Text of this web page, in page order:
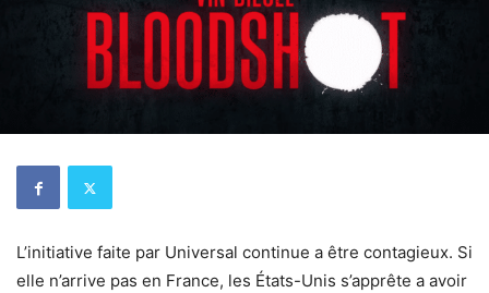
L’initiative faite par Universal continue a être contagieux. Si
elle n’arrive pas en France, les États-Unis s’apprête a avoir